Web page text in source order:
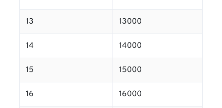
13 13000
14 14000
15 15000
16 16000